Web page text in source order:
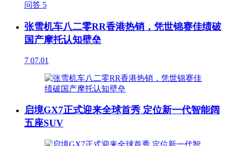
问答 5
张雪机车八二零RR香港热销，凭世锦赛佳绩破
国产摩托认知壁垒
7 07.01
启境GX7正式迎来全球首秀 定位新一代智能阔
五座SUV